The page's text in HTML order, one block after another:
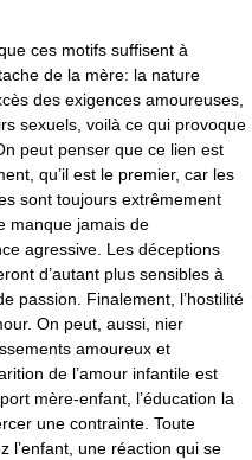
ces motifs suffisent à
de la mère: la nature
des exigences amoureuses,
sexuels, voilà ce qui provoque
peut penser que ce lien est
qu’il est le premier, car les
sont toujours extrêmement
manque jamais de
agressive. Les déceptions
d’autant plus sensibles à
passion. Finalement, l’hostilité
On peut, aussi, nier
amoureux et
de l’amour infantile est
mère-enfant, l’éducation la
une contrainte. Toute
l’enfant, une réaction qui se